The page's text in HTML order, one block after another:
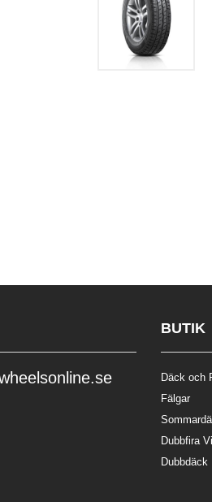
BUTIK
Däck och
Fälgar
Dubbfira
Dubbdäck